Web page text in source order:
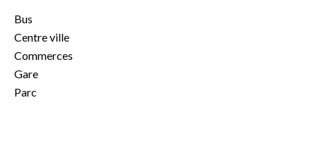
Bus
Centre ville
Commerces
Gare
Parc